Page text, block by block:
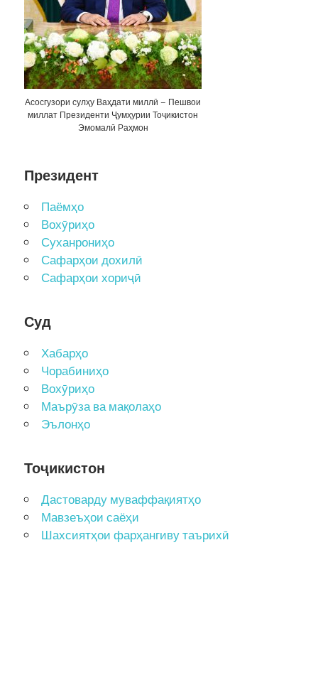
Асосгузори сулҳу Ваҳдати миллӣ – Пешвои
миллат Президенти Ҷумҳурии Тоҷикистон
Эмомалӣ Раҳмон
Президент
Паёмҳо
Вохӯриҳо
Суханрониҳо
Сафарҳои дохилӣ
Сафарҳои хориҷӣ
Суд
Хабарҳо
Чорабиниҳо
Вохӯриҳо
Маърӯза ва мақолаҳо
Эълонҳо
Тоҷикистон
Дастоварду муваффақиятҳо
Мавзеъҳои саёҳи
Шахсиятҳои фарҳангиву таърихӣ